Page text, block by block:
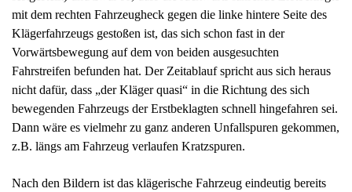
Klägerfahrzeugs gestoßen ist, das sich schon fast in der
Vorwärtsbewegung auf dem von beiden ausgesuchten
Fahrstreifen befunden hat. Der Zeitablauf spricht aus sich heraus
nicht dafür, dass „der Kläger quasi“ in die Richtung des sich
bewegenden Fahrzeugs der Erstbeklagten schnell hingefahren sei.
Dann wäre es vielmehr zu ganz anderen Unfallspuren gekommen,
z.B. längs am Fahrzeug verlaufen Kratzspuren.
deutlich aus der Parkbox herausgekommen (gewesen) und hat fast